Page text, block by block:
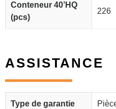
Conteneur 40’HQ
(pcs)
226
ASSISTANCE
Type de garantie